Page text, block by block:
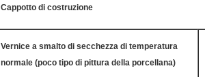
Cappotto di costruzione
Vernice a smalto di secchezza di temperatura
normale (poco tipo di pittura della porcellana)